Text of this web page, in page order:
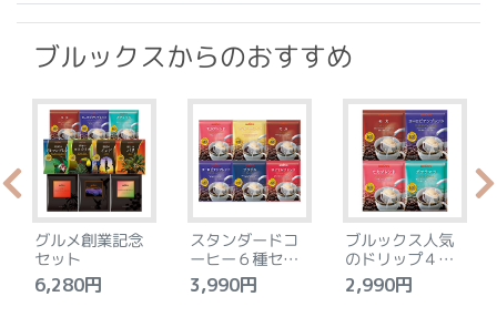
ブルックスからのおすすめ
グルメ創業記念
セット
6,280円
スタンダードコ
ーヒー６種セッ
ト
3,990円
ブルックス人気
のドリップ４種
セット
2,990円